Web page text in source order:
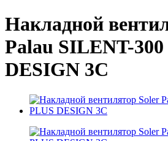
Накладной
Palau SILENT-
DESIGN 3C